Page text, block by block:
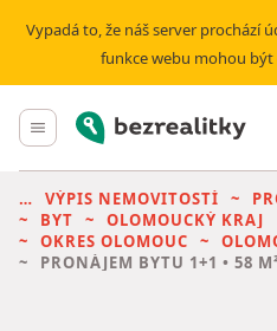
Vypadá to, že náš server prochází
funkce webu mohou
Hlavní menu
Bezrealitky
VÝPIS NEMOVITOSTÍ
BYT
OLOMOUCKÝ KRAJ
OKRES OLOMOUC
PRONÁJEM BYTU 1+1 • 58 M²